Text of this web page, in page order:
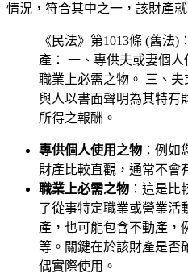
情況，符合其中之一，該財產
《民法》第1013條 (舊法
產： 一、專供夫或妻個
職業上必需之物。 三、
與人以書面聲明為其特有
所得之報酬。
專供個人使用之物 ：例如
財產比較直觀，通常不會
職業上必需之物 ：這是比
了從事特定職業或營業活
產，也可能包含不動產，
等。關鍵在於該財產是否
偶實際使用。